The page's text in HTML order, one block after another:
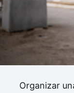
Organizar